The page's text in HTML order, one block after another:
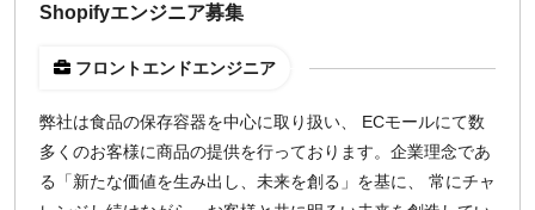
Shopifyエンジニア募集
フロントエンドエンジニア
弊社は食品の保存容器を中心に取り扱い、 ECモールにて数
多くのお客様に商品の提供を行っております。 ​​​企業理念であ
る「新たな価値を生み出し、未来を創る」を基に、 常にチャ